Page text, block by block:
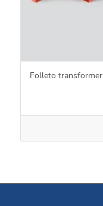
Folleto transformer